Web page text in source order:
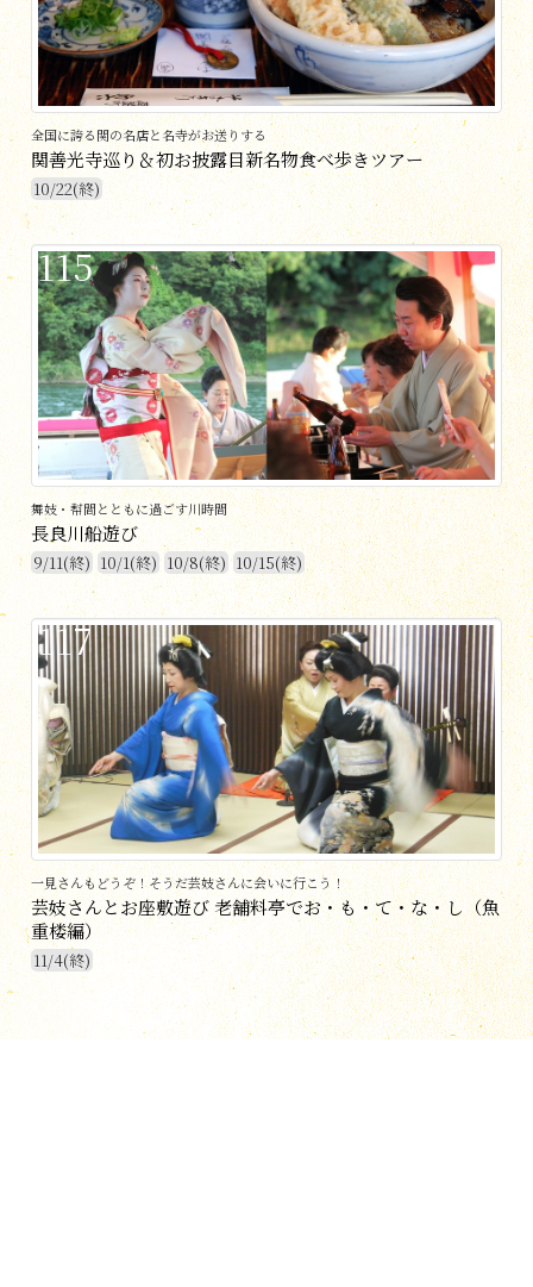
全国に誇る関の名店と名寺がお送りする
関善光寺巡り＆初お披露目新名物食べ歩きツアー
10/22(終)
115
舞妓・幇間とともに過ごす川時間
長良川船遊び
9/11(終) 10/1(終) 10/8(終) 10/15(終)
117
一見さんもどうぞ！そうだ芸妓さんに会いに行こう！
芸妓さんとお座敷遊び 老舗料亭でお・も・て・な・し（魚
重楼編）
11/4(終)